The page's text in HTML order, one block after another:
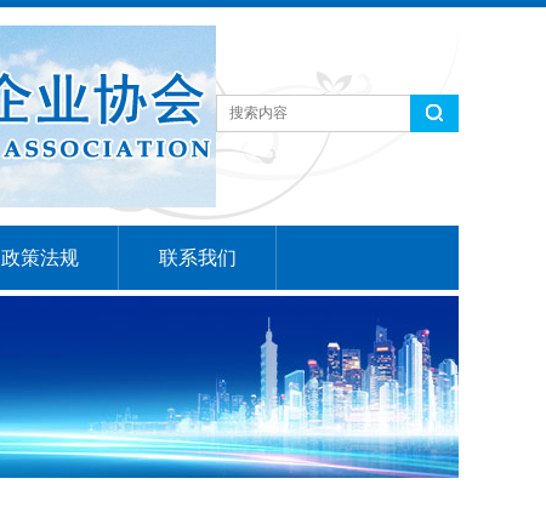
政策法规 联系我们